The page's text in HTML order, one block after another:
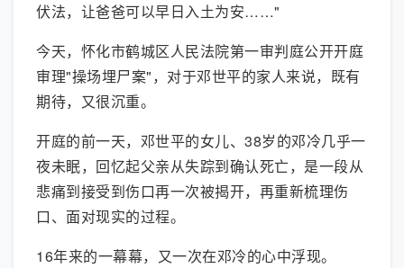
伏法，让爸爸可以早日入土为安……"
今天，怀化市鹤城区人民法院第一审判庭公开开庭
审理"操场埋尸案"，对于邓世平的家人来说，既有
期待，又很沉重。
开庭的前一天，邓世平的女儿、38岁的邓冷几乎一
夜未眠，回忆起父亲从失踪到确认死亡，是一段从
悲痛到接受到伤口再一次被揭开，再重新梳理伤
口、面对现实的过程。
16年来的一幕幕，又一次在邓冷的心中浮现。